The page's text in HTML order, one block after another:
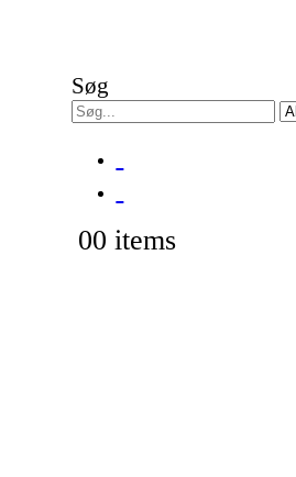
Søg
00 items